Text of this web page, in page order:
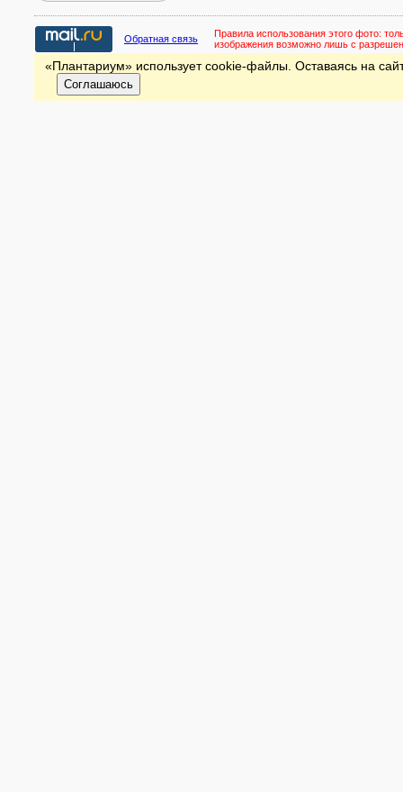
Обратная связь Правила использования этого фото:
изображения возможно лишь с
«Плантариум» использует cookie-файлы. Оставаясь на
Соглашаюсь